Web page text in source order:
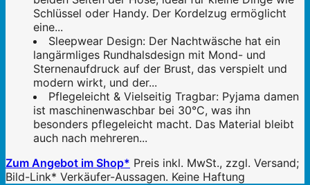
Schlüssel oder Handy. Der Kordelzug ermöglicht
eine...
Sleepwear Design: Der Nachtwäsche hat ein
langärmliges Rundhalsdesign mit Mond- und
Sternenaufdruck auf der Brust, das verspielt und
modern wirkt, und der...
Pflegeleicht & Vielseitig Tragbar: Pyjama damen
ist maschinenwaschbar bei 30°C, was ihn
besonders pflegeleicht macht. Das Material bleibt
auch nach mehreren...
Zum Angebot im Shop* Preis inkl. MwSt., zzgl. Versand;
Bild-Link* Verkäufer-Aussagen. Keine Haftung